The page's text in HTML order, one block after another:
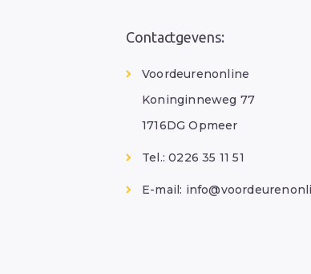
Contactgevens:
Voordeurenonline
Koninginneweg 77
1716DG Opmeer
Tel.: 0226 35 11 51
E-mail: